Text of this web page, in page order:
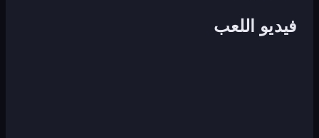
فيديو اللعب